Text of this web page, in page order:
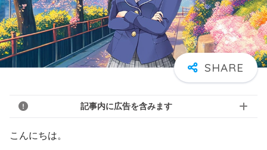
記事内に広告を含みます
こんにちは。